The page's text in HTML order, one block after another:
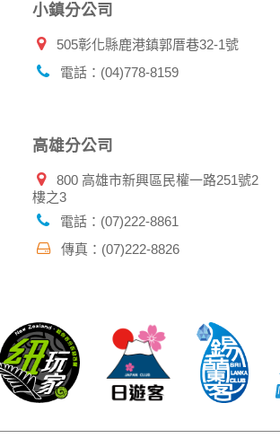
小鎮分公司
505彰化縣鹿港鎮郭厝巷32-1號
電話：(04)778-8159
高雄分公司
800 高雄市新興區民權一路251號2
樓之3
電話：(07)222-8861
傳真：(07)222-8826